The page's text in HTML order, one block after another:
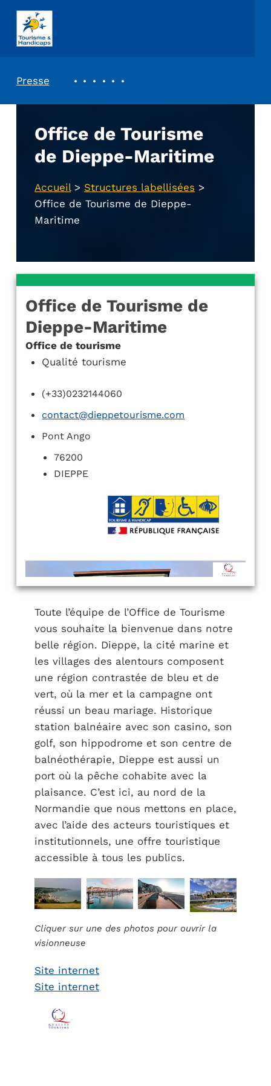
ASSOCIATION TOURISME ET HANDICAPS
Presse
Office de Tourisme
de Dieppe-Maritime
Accueil> Structures labellisées >
Office de Tourisme de Dieppe-
Maritime
Office de Tourisme de
Dieppe-Maritime
Office de tourisme
Qualité tourisme
(+33)0232144060
contact@dieppetourisme.com
Pont Ango
76200
DIEPPE
Toute l’équipe de l’Office de Tourisme
vous souhaite la bienvenue dans notre
belle région. Dieppe, la cité marine et
les villages des alentours composent
une région contrastée de bleu et de
vert, où la mer et la campagne ont
réussi un beau mariage. Historique
station balnéaire avec son casino, son
golf, son hippodrome et son centre de
balnéothérapie, Dieppe est aussi un
port où la pêche cohabite avec la
plaisance. C’est ici, au nord de la
Normandie que nous mettons en place,
avec l’aide des acteurs touristiques et
institutionnels, une offre touristique
accessible à tous les publics.
Cliquer sur une des photos pour ouvrir la
visionneuse
Site internet
Site internet